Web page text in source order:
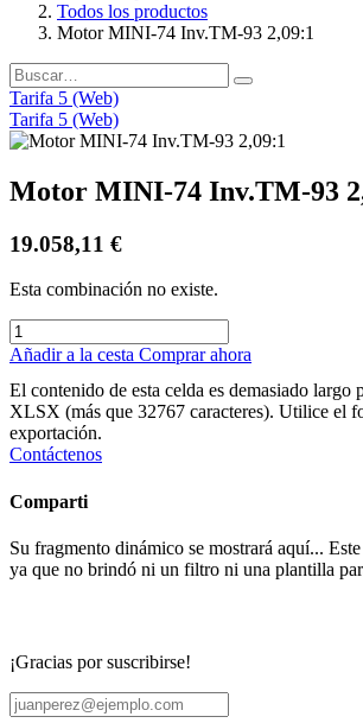
Todos los productos
Motor MINI-74 Inv.TM-93 2,09:1
Tarifa 5 (Web)
Tarifa 5 (Web)
Motor MINI-74 Inv.TM-93
19.058,11 €
Esta combinación no existe.
Añadir a la cesta Comprar ahora
El contenido de esta celda es demasiado largo
XLSX (más que 32767 caracteres). Utilice el
exportación.
Contáctenos
Comparti
Su fragmento dinámico se mostrará aquí... Este
ya que no brindó ni un filtro ni una plantilla
¡Gracias por suscribirse!